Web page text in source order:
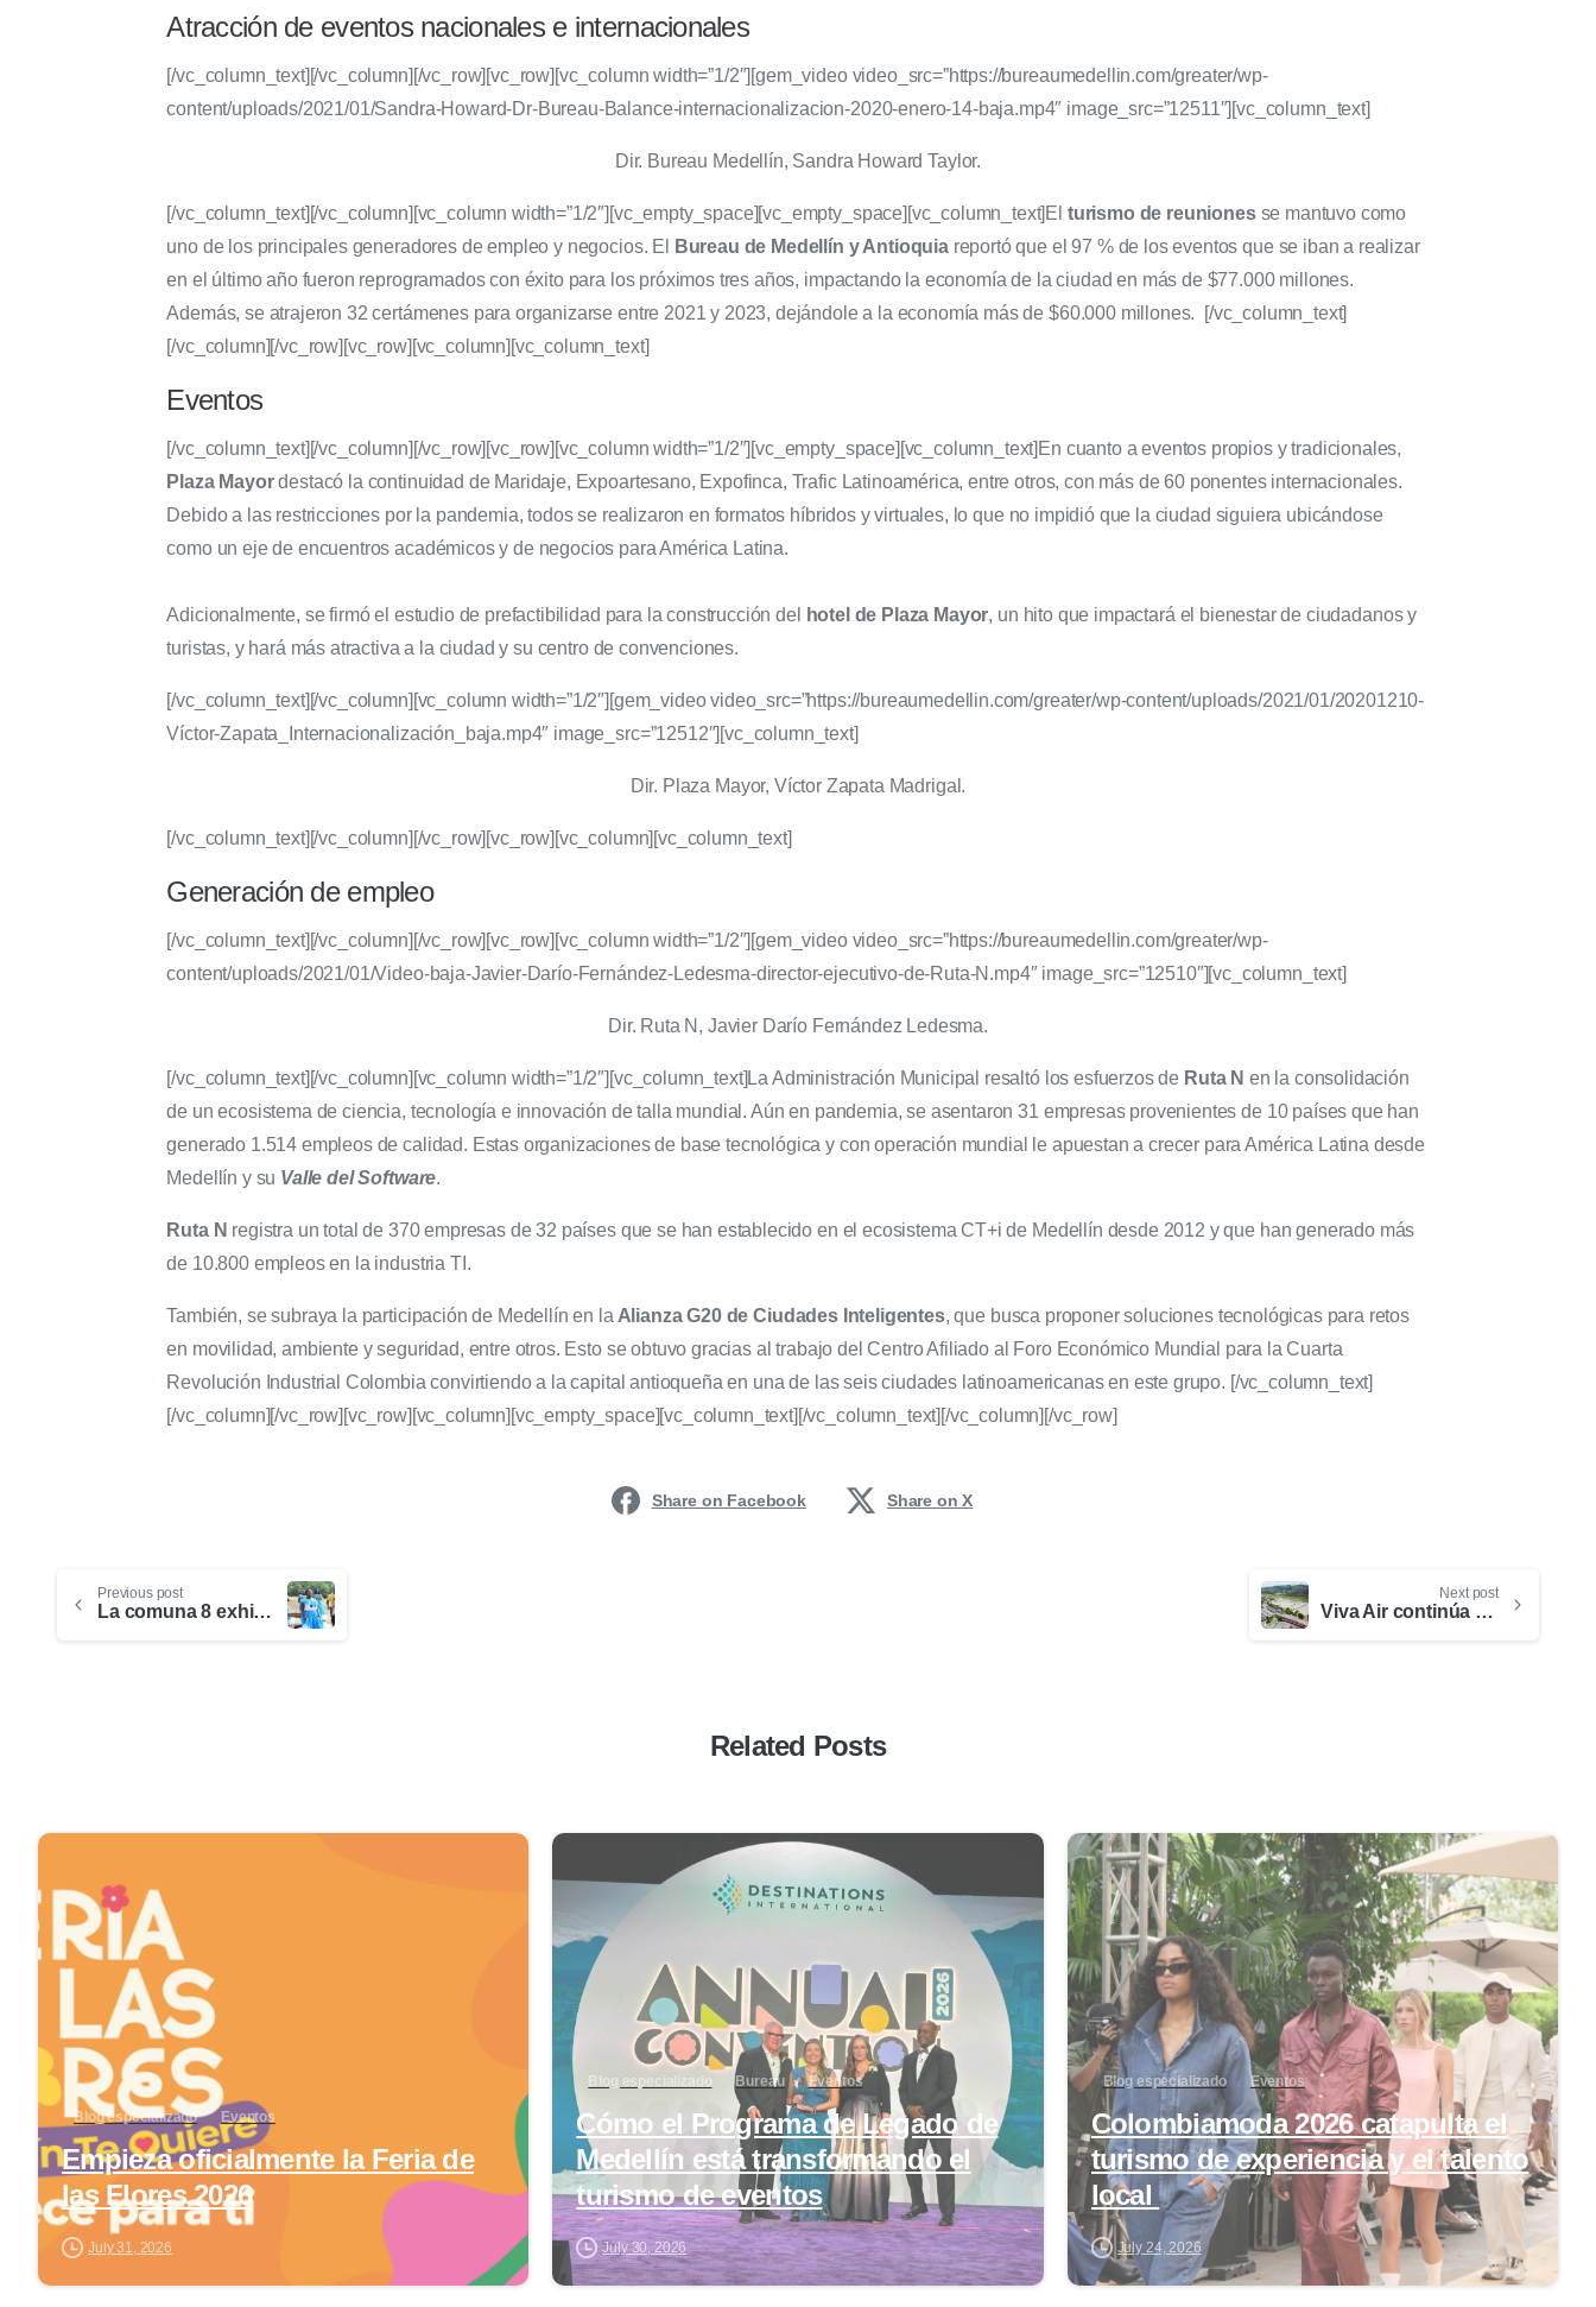
Atracción de eventos nacionales e internacionales
[/vc_column_text][/vc_column][/vc_row][vc_row][vc_column width=”1/2″][gem_video video_src=”https://bureaumedellin.com/greater/wp-
content/uploads/2021/01/Sandra-Howard-Dr-Bureau-Balance-internacionalizacion-2020-enero-14-baja.mp4″ image_src=”12511″][vc_column_text]
Dir. Bureau Medellín, Sandra Howard Taylor.
[/vc_column_text][/vc_column][vc_column width=”1/2″][vc_empty_space][vc_empty_space][vc_column_text] El turismo de reunionesse mantuvo como
uno de los principales generadores de empleo y negocios. El
Bureau de Medellín y Antioquiareportó que el 97 % de los eventos que se iban a realizar
en el último año fueron reprogramados con éxito para los próximos tres años, impactando la economía de la ciudad en más de $77.000 millones.
Además, se atrajeron 32 certámenes para organizarse entre 2021 y 2023, dejándole a la economía más de $60.000 millones.
[/vc_column_text]
[/vc_column][/vc_row][vc_row][vc_column][vc_column_text]
Eventos
[/vc_column_text][/vc_column][/vc_row][vc_row][vc_column width=”1/2″][vc_empty_space][vc_column_text] En cuanto a eventos propios y tradicionales,
Plaza Mayordestacó la continuidad de Maridaje, Expoartesano, Expofinca, Trafic Latinoamérica, entre otros, con más de 60 ponentes internacionales.
Debido a las restricciones por la pandemia, todos se realizaron en formatos híbridos y virtuales, lo que no impidió que la ciudad siguiera ubicándose
como un eje de encuentros académicos y de negocios para América Latina.
Adicionalmente, se firmó el estudio de prefactibilidad para la construcción del hotel de Plaza Mayor, un hito que impactará el bienestar de ciudadanos y
turistas, y hará más atractiva a la ciudad y su centro de convenciones.
[/vc_column_text][/vc_column][vc_column width=”1/2″][gem_video video_src=”https://bureaumedellin.com/greater/wp-content/uploads/2021/01/20201210-
Víctor-Zapata_Internacionalización_baja.mp4″ image_src=”12512″][vc_column_text]
Dir. Plaza Mayor, Víctor Zapata Madrigal.
[/vc_column_text][/vc_column][/vc_row][vc_row][vc_column][vc_column_text]
Generación de empleo
[/vc_column_text][/vc_column][/vc_row][vc_row][vc_column width=”1/2″][gem_video video_src=”https://bureaumedellin.com/greater/wp-
content/uploads/2021/01/Video-baja-Javier-Darío-Fernández-Ledesma-director-ejecutivo-de-Ruta-N.mp4″ image_src=”12510″][vc_column_text]
Dir. Ruta N, Javier Darío Fernández Ledesma.
[/vc_column_text][/vc_column][vc_column width=”1/2″][vc_column_text] La Administración Municipal resaltó los esfuerzos de Ruta N en la consolidación
de un ecosistema de ciencia, tecnología e innovación de talla mundial. Aún en pandemia, se asentaron 31 empresas provenientes de 10 países que han
generado 1.514 empleos de calidad. Estas organizaciones de base tecnológica y con operación mundial le apuestan a crecer para América Latina desde
Medellín y su Valle del Software.
Ruta N registra un total de 370 empresas de 32 países que se han establecido en el ecosistema CT+i de Medellín desde 2012 y que han generado más
de 10.800 empleos en la industria TI.
También, se subraya la participación de Medellín en la Alianza G20 de Ciudades Inteligentes, que busca proponer soluciones tecnológicas para retos
en movilidad, ambiente y seguridad, entre otros. Esto se obtuvo gracias al trabajo del Centro Afiliado al Foro Económico Mundial para la Cuarta
Revolución Industrial Colombia convirtiendo a la capital antioqueña en una de las seis ciudades latinoamericanas en este grupo. [/vc_column_text]
[/vc_column][/vc_row][vc_row][vc_column][vc_empty_space][vc_column_text][/vc_column_text][/vc_column][/vc_row]
Share on Facebook Share on X
Previous post
La comuna 8 exhibe su transformación con proyectos sociales inspiradores que vigorizan el turismo comunitario en Medellín
Next post
Viva Air continúa su apuesta por el mercado doméstico y anuncia tres nuevas rutas nacionales
Related Posts
Blog especializado Eventos
Empieza oficialmente la Feria de
las Flores 2026
July 31, 2026
Blog especializado Bureau Eventos
Cómo el Programa de Legado de
Medellín está transformando el
turismo de eventos
July 30, 2026
Blog especializado Eventos
Colombiamoda 2026 catapulta el
turismo de experiencia y el talento
local
July 24, 2026